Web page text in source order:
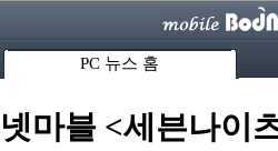
PC 뉴스 홈
넷마블 <세븐나이